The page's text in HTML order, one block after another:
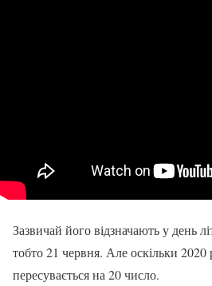
Зазвичай його відзначають у день
тобто 21 червня. Але оскільки 2020
пересувається на 20 число.